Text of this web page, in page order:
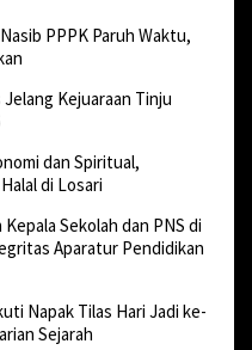
PPPK Paruh Waktu,
Kejuaraan Tinju
dan Spiritual,
di Losari
Sekolah dan PNS di
Aparatur Pendidikan
Napak Tilas Hari Jadi ke-
Sejarah